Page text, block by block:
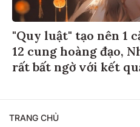
"Quy luật" tạo nên 1
12 cung hoàng đạo,
rất bất ngờ với kết
TRANG CHỦ